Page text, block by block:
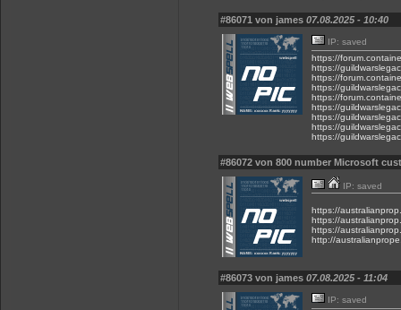
#86071 von james 07.08.2025 - 10:40
IP: saved
https://
https://
https://
https://
https://
https://
https://
https://
https://
#86072 von 800 number Microsoft
IP: saved
https://
https://
https://
http://
#86073 von james 07.08.2025 - 11:04
IP: saved